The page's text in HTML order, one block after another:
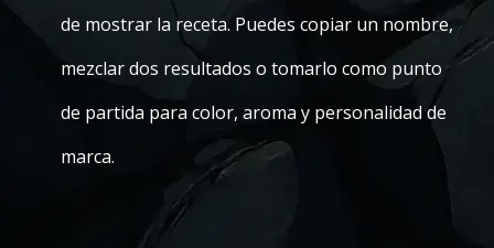
de mostrar la receta. Puedes copiar un nombre,
mezclar dos resultados o tomarlo como punto
de partida para color, aroma y personalidad de
marca.